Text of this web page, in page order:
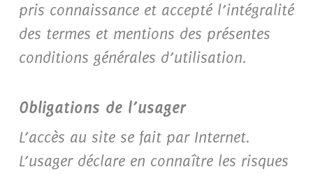
pris connaissance et accepté l’intégralité
des termes et mentions des présentes
conditions générales d’utilisation.
Obligations de l’usager
L’accès au site se fait par Internet.
L’usager déclare en connaître les risques